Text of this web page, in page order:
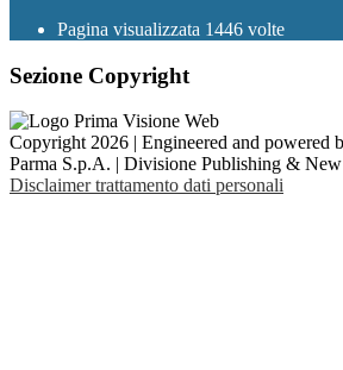
Pagina visualizzata 1446 volte
Sezione Copyright
Copyright 2026 | Engineered and powered
Parma S.p.A. | Divisione Publishing &
Disclaimer trattamento dati personali